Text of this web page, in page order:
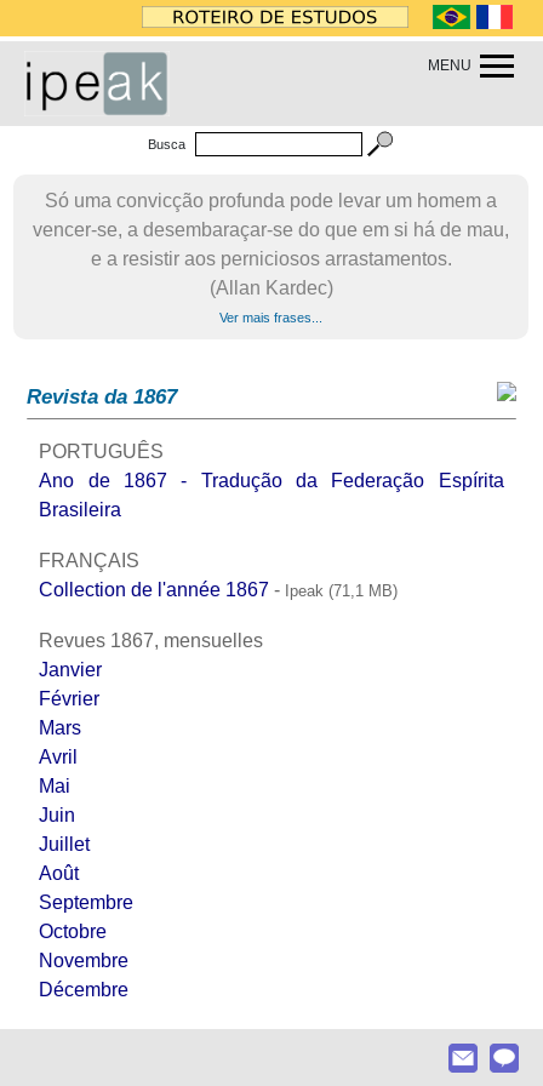
MENU
Busca
Só uma convicção profunda pode levar um homem a
vencer-se, a desembaraçar-se do que em si há de mau,
e a resistir aos perniciosos arrastamentos.
(Allan Kardec)
Ver mais frases...
Revista da 1867
PORTUGUÊS
Ano de 1867 - Tradução da Federação Espírita
Brasileira
FRANÇAIS
Collection de l'année 1867 - Ipeak (71,1 MB)
Revues 1867, mensuelles
Janvier
Février
Mars
Avril
Mai
Juin
Juillet
Août
Septembre
Octobre
Novembre
Décembre